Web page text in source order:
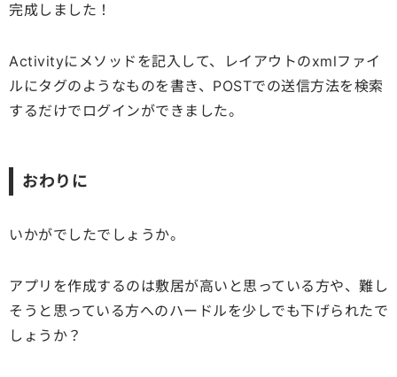
完成しました！
Activityにメソッドを記入して、レイアウトのxmlファイ
ルにタグのようなものを書き、POSTでの送信方法を検索
するだけでログインができました。
おわりに
いかがでしたでしょうか。
アプリを作成するのは敷居が高いと思っている方や、難し
そうと思っている方へのハードルを少しでも下げられたで
しょうか？